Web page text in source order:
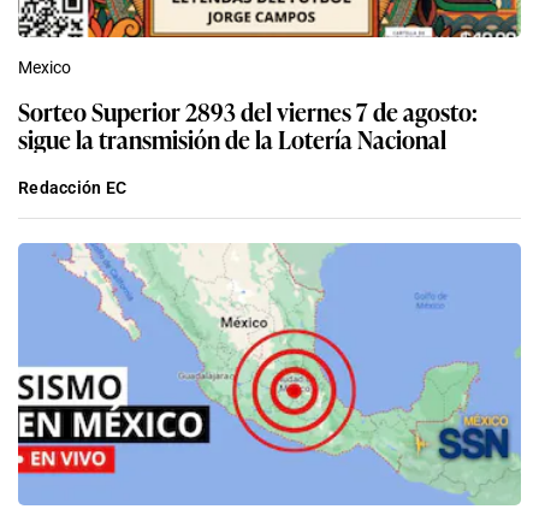
Mexico
Sorteo Superior 2893 del viernes 7 de agosto:
sigue la transmisión de la Lotería Nacional
Redacción EC